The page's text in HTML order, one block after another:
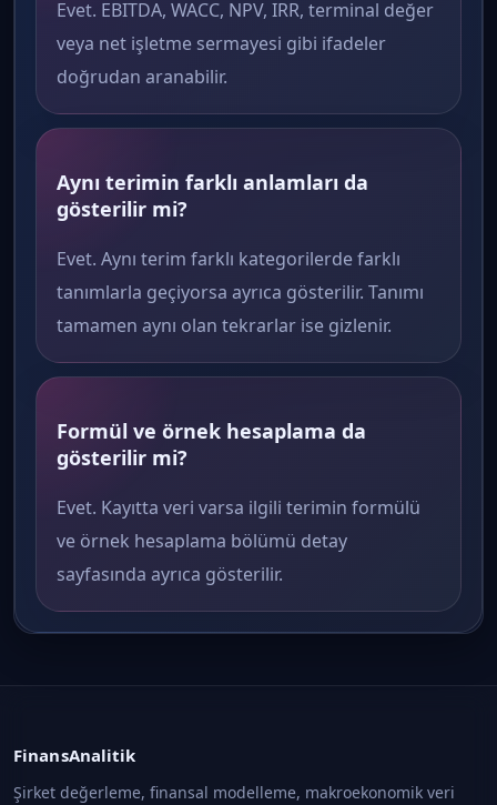
Evet. EBITDA, WACC, NPV, IRR, terminal değer
veya net işletme sermayesi gibi ifadeler
doğrudan aranabilir.
Aynı terimin farklı anlamları da
gösterilir mi?
Evet. Aynı terim farklı kategorilerde farklı
tanımlarla geçiyorsa ayrıca gösterilir. Tanımı
tamamen aynı olan tekrarlar ise gizlenir.
Formül ve örnek hesaplama da
gösterilir mi?
Evet. Kayıtta veri varsa ilgili terimin formülü
ve örnek hesaplama bölümü detay
sayfasında ayrıca gösterilir.
FinansAnalitik
Şirket değerleme, finansal modelleme, makroekonomik veri